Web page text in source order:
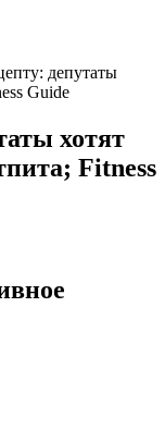
депутаты
Guide
хотят
Fitness